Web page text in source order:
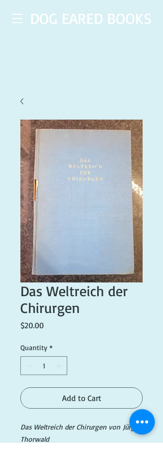
DOG EARED BOOKS
Das Weltreich der
Chirurgen
$20.00Price
Quantity *
Add to Cart
Das Weltreich der Chirurgen von Jürgen
Thorwald